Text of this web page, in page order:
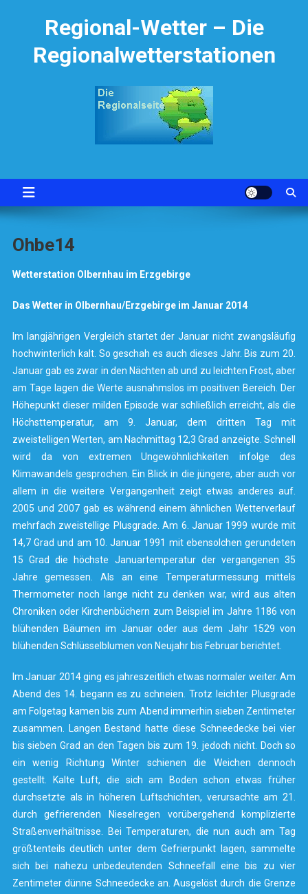
Regional-Wetter – Die
Regionalwetterstationen
Ohbe14
Wetterstation Olbernhau im Erzgebirge
Das Wetter in Olbernhau/Erzgebirge im Januar 2014
Im langjährigen Vergleich startet der Januar nicht zwangsläufig
hochwinterlich kalt. So geschah es auch dieses Jahr. Bis zum 20.
Januar gab es zwar in den Nächten ab und zu leichten Frost, aber
am Tage lagen die Werte ausnahmslos im positiven Bereich. Der
Höhepunkt dieser milden Episode war schließlich erreicht, als die
Höchsttemperatur, am 9. Januar, dem dritten Tag mit
zweistelligen Werten, am Nachmittag 12,3 Grad anzeigte. Schnell
wird da von extremen Ungewöhnlichkeiten infolge des
Klimawandels gesprochen. Ein Blick in die jüngere, aber auch vor
allem in die weitere Vergangenheit zeigt etwas anderes auf.
2005 und 2007 gab es während einem ähnlichen Wetterverlauf
mehrfach zweistellige Plusgrade. Am 6. Januar 1999 wurde mit
14,7 Grad und am 10. Januar 1991 mit ebensolchen gerundeten
15 Grad die höchste Januartemperatur der vergangenen 35
Jahre gemessen. Als an eine Temperaturmessung mittels
Thermometer noch lange nicht zu denken war, wird aus alten
Chroniken oder Kirchenbüchern zum Beispiel im Jahre 1186 von
blühenden Bäumen im Januar oder aus dem Jahr 1529 von
blühenden Schlüsselblumen von Neujahr bis Februar berichtet.
Im Januar 2014 ging es jahreszeitlich etwas normaler weiter. Am
Abend des 14. begann es zu schneien. Trotz leichter Plusgrade
am Folgetag kamen bis zum Abend immerhin sieben Zentimeter
zusammen. Langen Bestand hatte diese Schneedecke bei vier
bis sieben Grad an den Tagen bis zum 19. jedoch nicht. Doch so
ein wenig Richtung Winter schienen die Weichen dennoch
gestellt. Kalte Luft, die sich am Boden schon etwas früher
durchsetzte als in höheren Luftschichten, verursachte am 21.
durch gefrierenden Nieselregen vorübergehend komplizierte
Straßenverhältnisse. Bei Temperaturen, die nun auch am Tag
größtenteils deutlich unter dem Gefrierpunkt lagen, sammelte
sich bei nahezu unbedeutenden Schneefall eine bis zu vier
Zentimeter dünne Schneedecke an. Ausgelöst durch die Grenze